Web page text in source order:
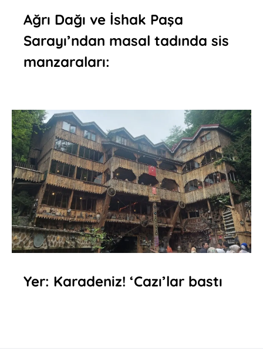
Ağrı Dağı ve İshak Paşa
Sarayı’ndan masal tadında sis
manzaraları:
Yer: Karadeniz! ‘Cazı’lar bastı